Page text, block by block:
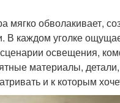
мягко обволакивает,
В каждом уголке
освещения,
материалы,
и к которым